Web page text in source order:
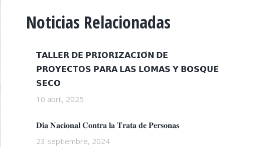
Noticias Relacionadas
𝗧𝗔𝗟𝗟𝗘𝗥 𝗗𝗘 𝗣𝗥𝗜𝗢𝗥𝗜𝗭𝗔𝗖𝗜𝗢́𝗡 𝗗𝗘
𝗣𝗥𝗢𝗬𝗘𝗖𝗧𝗢𝗦 𝗣𝗔𝗥𝗔 𝗟𝗔𝗦 𝗟𝗢𝗠𝗔𝗦 𝗬 𝗕𝗢𝗦𝗤𝗨𝗘
𝗦𝗘𝗖𝗢
10 abril, 2025
𝐃𝐢́𝐚 𝐍𝐚𝐜𝐢𝐨𝐧𝐚𝐥 𝐂𝐨𝐧𝐭𝐫𝐚 𝐥𝐚 𝐓𝐫𝐚𝐭𝐚 𝐝𝐞 𝐏𝐞𝐫𝐬𝐨𝐧𝐚𝐬
23 septiembre, 2024